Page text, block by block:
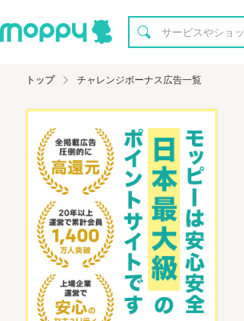
トップ チャレンジボーナス広告一覧